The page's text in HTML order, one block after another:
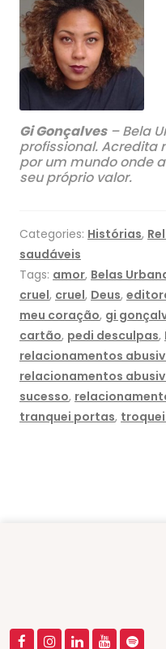
Gi Gonçalves– Bela
profissional. Acredita
por um mundo onde
seu próprio valor.
Categories: Histórias,
saudáveis
Tags: amor, Belas
cruel, cruel, Deus,
meu coração, gi
cartão, pedi desculpas,
relacionamentos
relacionamentos
sucesso,
tranquei portas,